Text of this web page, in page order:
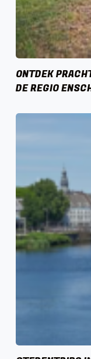
ONTDEK
DE REGIO